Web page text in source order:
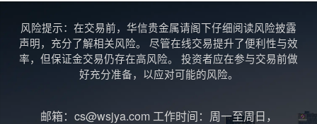
1. 选择合适的平台：选择一家信誉良好的贵金属投
资平台，确保其交易费用透明，操作简单。
2. 设定投资计划：根据自身的经济情况和风险承受
能力，设定每次投资的金额和投资周期。
风险提示：在交易前，华信贵金属请阁下仔细阅读风险披露
声明，充分了解相关风险。 尽管在线交易提升了便利性与效
率，但保证金交易仍存在高风险。 投资者应在参与交易前做
好充分准备，以应对可能的风险。
邮箱：cs@wsjya.com 工作时间：周一至周日，